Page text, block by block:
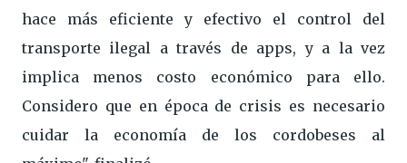
hace más eficiente y efectivo el control del
transporte ilegal a través de apps, y a la vez
implica menos costo económico para ello.
Considero que en época de crisis es necesario
cuidar la economía de los cordobeses al